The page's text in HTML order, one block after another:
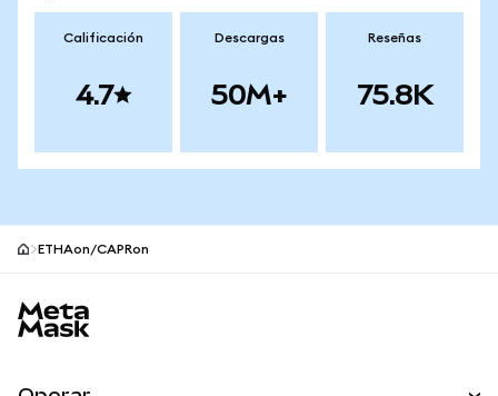
Calificación
4.7
Descargas
50M+
Reseñas
75.8K
ETHAon/CAPRon